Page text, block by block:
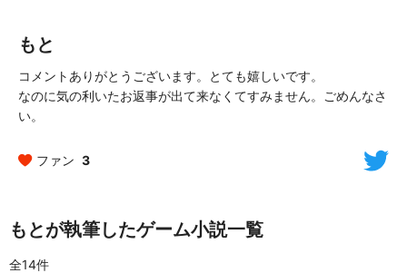
もと
コメントありがとうございます。とても嬉しいです。
なのに気の利いたお返事が出て来なくてすみません。ごめんなさ
い。
ファン 3
もとが執筆したゲーム小説一覧
全14件